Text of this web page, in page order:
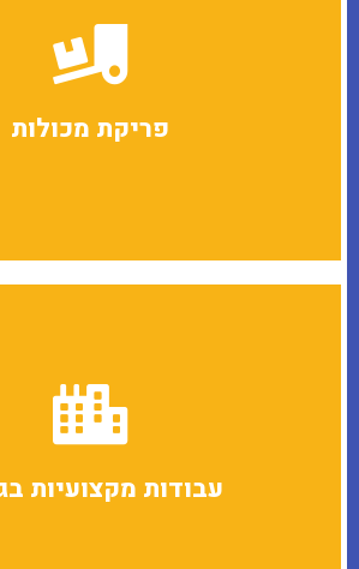
פריקת מכולות
מספקים עובדים מקצועיים לפריקה והמכלת
והעסקתם היא באחריותינו
אשמח לשמוע עוד
עבודות מקצועיות
אשמח לשמוע עוד